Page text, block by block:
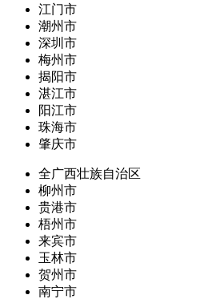
江门市
潮州市
深圳市
梅州市
揭阳市
湛江市
阳江市
珠海市
肇庆市
全广西壮族自治区
柳州市
贵港市
梧州市
来宾市
玉林市
贺州市
南宁市